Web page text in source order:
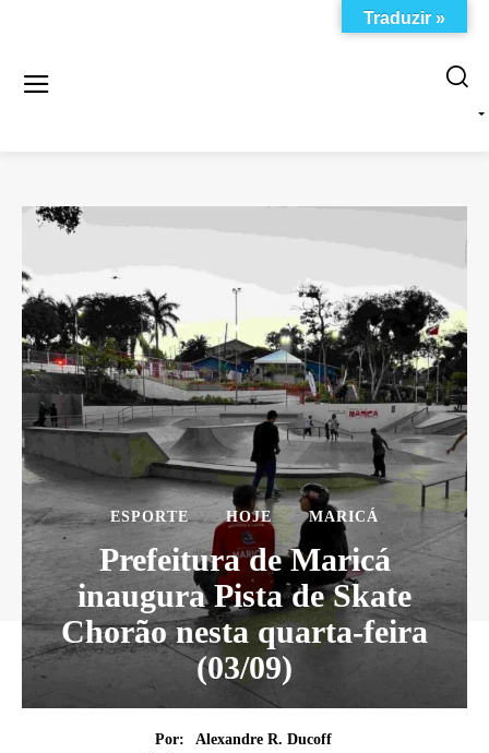
ESPORTE HOJE MARICÁ
Prefeitura de Maricá
inaugura Pista de Skate
Chorão nesta quarta-feira
(03/09)
Por:
Alexandre R. Ducoff
Traduzir »